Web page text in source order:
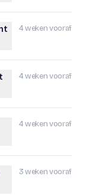
4 weken vooraf
4 weken vooraf
afvinken
4 weken vooraf
3 weken vooraf
afvinken